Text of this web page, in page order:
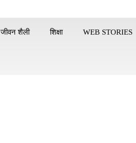
जीवन शैली शिक्षा WEB STORIES